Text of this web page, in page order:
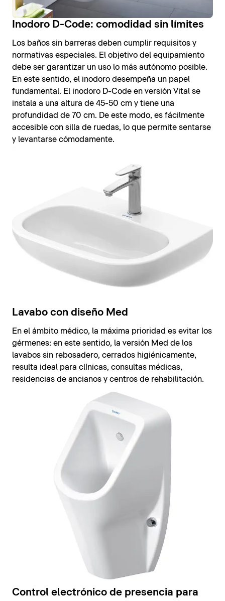
Inodoro D-Code: comodidad sin límites
Los baños sin barreras deben cumplir requisitos y
normativas especiales. El objetivo del equipamiento
debe ser garantizar un uso lo más autónomo posible.
En este sentido, el inodoro desempeña un papel
fundamental. El inodoro D-Code en versión Vital se
instala a una altura de 45-50 cm y tiene una
profundidad de 70 cm. De este modo, es fácilmente
accesible con silla de ruedas, lo que permite sentarse
y levantarse cómodamente.
Lavabo con diseño Med
En el ámbito médico, la máxima prioridad es evitar los
gérmenes: en este sentido, la versión Med de los
lavabos sin rebosadero, cerrados higiénicamente,
resulta ideal para clínicas, consultas médicas,
residencias de ancianos y centros de rehabilitación.
Control electrónico de presencia para